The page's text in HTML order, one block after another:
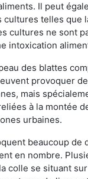
Il peut
cultures telles que
cultures ne sont
intoxication
des blattes
provoquer
mais
à la montée
urbaines.
beaucoup de
en nombre.
colle se situant